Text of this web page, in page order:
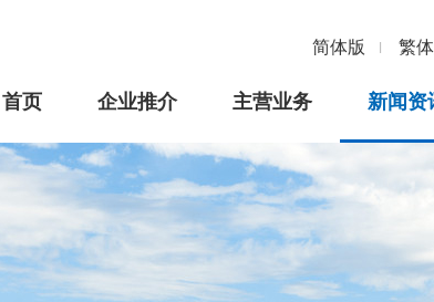
简体版 繁
首页 企业推介 主营业务 新闻资